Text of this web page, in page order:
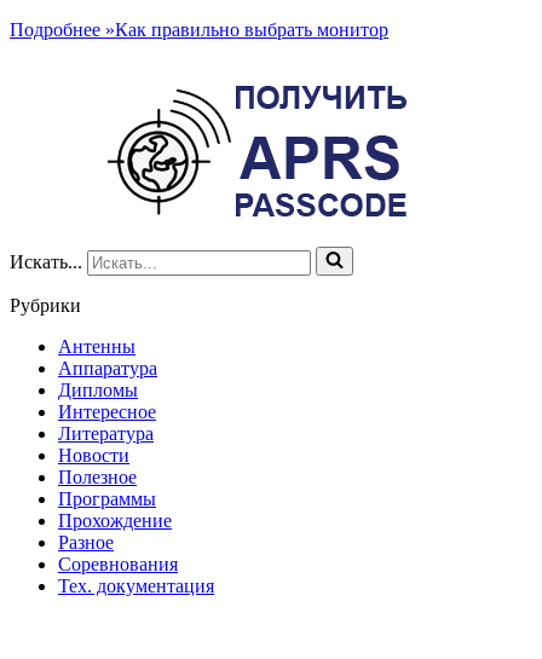
Подробнее »Как правильно выбрать монитор
Искать...
Рубрики
Антенны
Аппаратура
Дипломы
Интересное
Литература
Новости
Полезное
Программы
Прохождение
Разное
Соревнования
Тех. документация